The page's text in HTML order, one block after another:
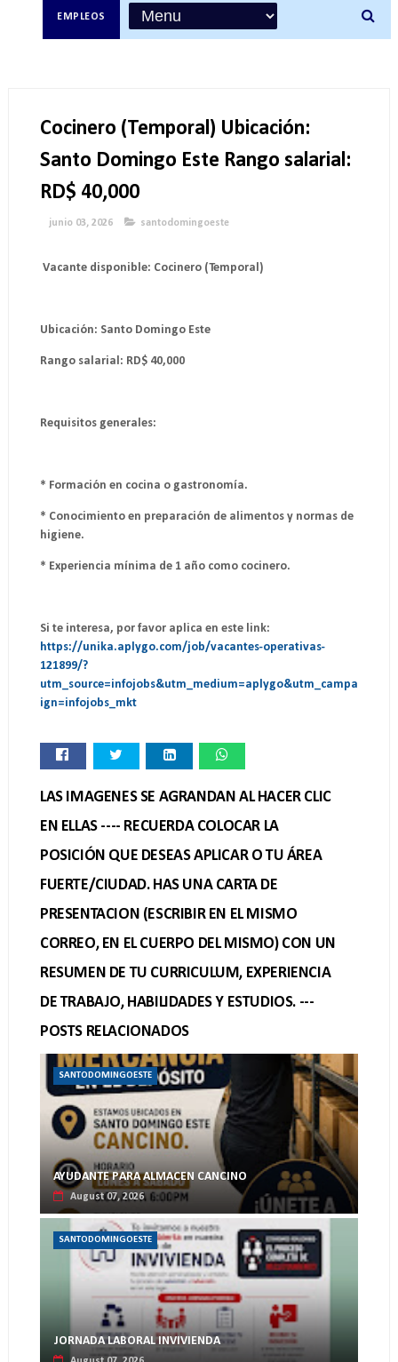
EMPLEOS
Cocinero (Temporal) Ubicación:
Santo Domingo Este Rango salarial:
RD$ 40,000
junio 03, 2026 santodomingoeste
Vacante disponible: Cocinero (Temporal)
Ubicación: Santo Domingo Este
Rango salarial: RD$ 40,000
Requisitos generales:
* Formación en cocina o gastronomía.
* Conocimiento en preparación de alimentos y normas de
higiene.
* Experiencia mínima de 1 año como cocinero.
Si te interesa, por favor aplica en este link:
https://unika.aplygo.com/job/vacantes-operativas-
121899/?
utm_source=infojobs&utm_medium=aplygo&utm_campa
ign=infojobs_mkt
LAS IMAGENES SE AGRANDAN AL HACER CLIC
EN ELLAS ---- RECUERDA COLOCAR LA
POSICIÓN QUE DESEAS APLICAR O TU ÁREA
FUERTE/CIUDAD. HAS UNA CARTA DE
PRESENTACION (ESCRIBIR EN EL MISMO
CORREO, EN EL CUERPO DEL MISMO) CON UN
RESUMEN DE TU CURRICULUM, EXPERIENCIA
DE TRABAJO, HABILIDADES Y ESTUDIOS. ---
POSTS RELACIONADOS
SANTODOMINGOESTE
AYUDANTE PARA ALMACEN CANCINO
August 07, 2026
SANTODOMINGOESTE
JORNADA LABORAL INVIVIENDA